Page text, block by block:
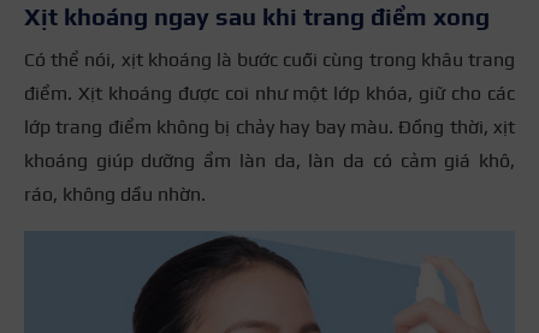
Xịt khoáng ngay sau khi trang điểm xong
Có thể nói, xịt khoáng là bước cuối cùng trong khâu trang
điểm. Xịt khoáng được coi như một lớp khóa, giữ cho các
lớp trang điểm không bị chảy hay bay màu. Đồng thời, xịt
khoáng giúp dưỡng ẩm làn da, làn da có cảm giá khô,
ráo, không dầu nhờn.